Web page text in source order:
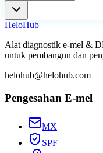
HeloHub
Alat diagnostik e-mel &
untuk pembangun dan
helohub@helohub.com
Pengesahan E-mel
MX
SPF